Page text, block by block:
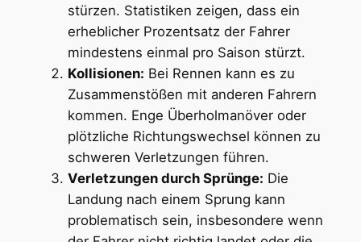
stürzen. Statistiken zeigen, dass ein
erheblicher Prozentsatz der Fahrer
mindestens einmal pro Saison stürzt.
Kollisionen: Bei Rennen kann es zu
Zusammenstößen mit anderen Fahrern
kommen. Enge Überholmanöver oder
plötzliche Richtungswechsel können zu
schweren Verletzungen führen.
Verletzungen durch Sprünge: Die
Landung nach einem Sprung kann
problematisch sein, insbesondere wenn